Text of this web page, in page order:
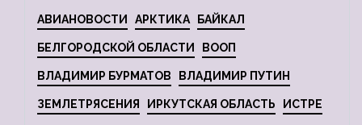
АВИАНОВОСТИ АРКТИКА БАЙКАЛ
БЕЛГОРОДСКОЙ ОБЛАСТИ ВООП
ВЛАДИМИР БУРМАТОВ ВЛАДИМИР ПУТИН
ЗЕМЛЕТРЯСЕНИЯ ИРКУТСКАЯ ОБЛАСТЬ ИСТРЕ